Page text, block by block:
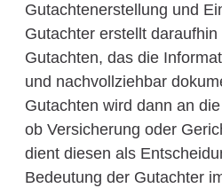
Gutachtenerstellung und
Gutachter erstellt
Gutachten, das die
und nachvollziehbar
Gutachten wird dann an
ob Versicherung oder
dient diesen als
Bedeutung der Gutachter